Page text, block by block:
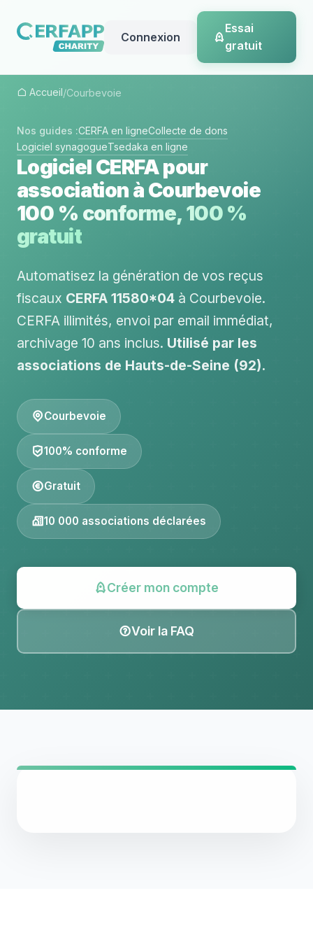
Connexion
Essai
gratuit
Accueil/Courbevoie
Nos guides :CERFA en ligneCollecte de dons
Logiciel synagogueTsedaka en ligne
Logiciel CERFA pour
association à Courbevoie
100 % conforme, 100 %
gratuit
Automatisez la génération de vos reçus
fiscaux CERFA 11580*04 à Courbevoie.
CERFA illimités, envoi par email immédiat,
archivage 10 ans inclus. Utilisé par les
associations de Hauts-de-Seine (92).
Courbevoie
100% conforme
Gratuit
10 000 associations déclarées
Créer mon compte
Voir la FAQ